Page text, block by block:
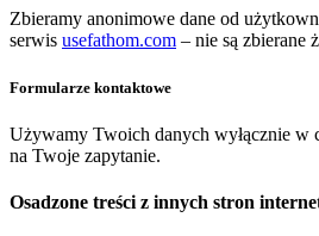
Zbieramy anonimowe dane od
serwis usefathom.com – nie są zbierane
Formularze kontaktowe
Używamy Twoich danych wyłącznie w
na Twoje zapytanie.
Osadzone treści z innych stron